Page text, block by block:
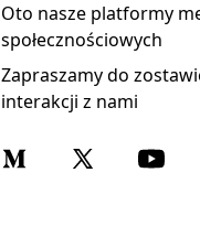
Oto nasze platformy
społecznościowych
Zapraszamy do
interakcji z nami